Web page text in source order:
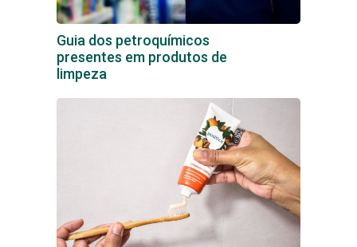
Guia dos petroquímicos
presentes em produtos de
limpeza